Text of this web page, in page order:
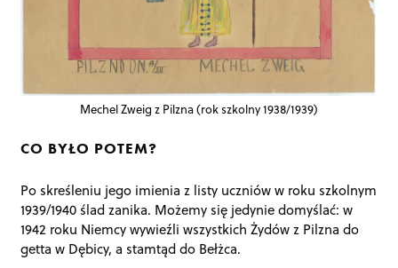
Mechel Zweig z Pilzna (rok szkolny 1938/1939)
CO BYŁO POTEM?
Po skreśleniu jego imienia z listy uczniów w roku szkolnym
1939/1940 ślad zanika. Możemy się jedynie domyślać: w
1942 roku Niemcy wywieźli wszystkich Żydów z Pilzna do
getta w Dębicy, a stamtąd do Bełżca.